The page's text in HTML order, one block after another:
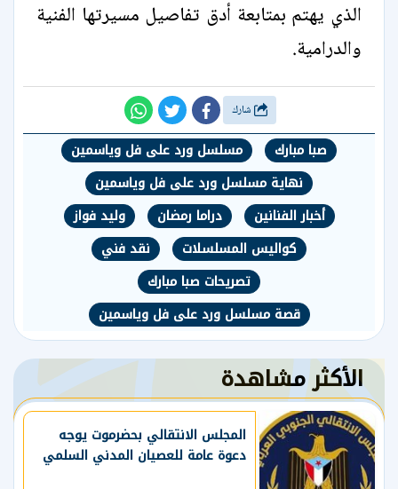
الذي يهتم بمتابعة أدق تفاصيل مسيرتها الفنية
والدرامية.
صبا مبارك
مسلسل ورد على فل وياسمين
نهاية مسلسل ورد على فل وياسمين
أخبار الفنانين
دراما رمضان
وليد فواز
كواليس المسلسلات
نقد فني
تصريحات صبا مبارك
قصة مسلسل ورد على فل وياسمين
الأكثر مشاهدة
المجلس الانتقالي بحضرموت يوجه
دعوة عامة للعصيان المدني السلمي